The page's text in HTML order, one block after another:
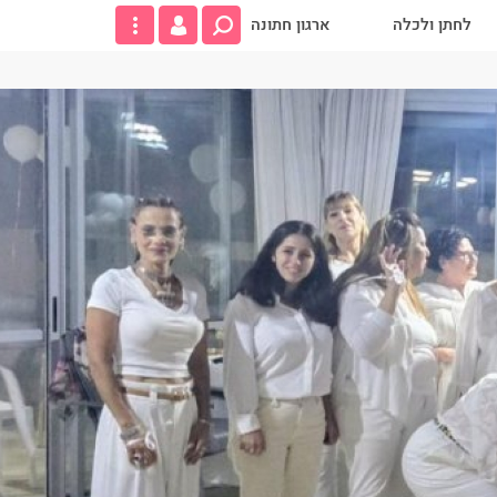
לחתן ולכלה ארגון חתונה